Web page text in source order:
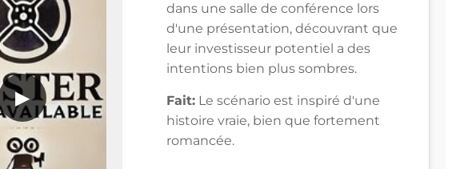
▶
dans une salle de conférence lors
d'une présentation, découvrant que
leur investisseur potentiel a des
intentions bien plus sombres.
Fait: Le scénario est inspiré d'une
histoire vraie, bien que fortement
romancée.